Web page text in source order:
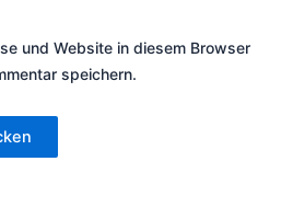
und Website in diesem Browser
speichern.